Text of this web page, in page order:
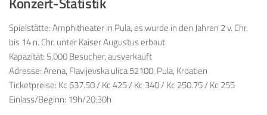
Spielstätte: Amphitheater in Pula, es wurde in den Jahren 2 v. Chr.
bis 14 n. Chr. unter Kaiser Augustus erbaut.
Kapazität: 5.000 Besucher, ausverkauft
Adresse: Arena, Flavijevska ulica 52100, Pula, Kroatien
Ticketpreise: Kc 637.50 / Kc 425 / Kc 340 / Kc 250.75 / Kc 255
Einlass/Beginn: 19h/20:30h